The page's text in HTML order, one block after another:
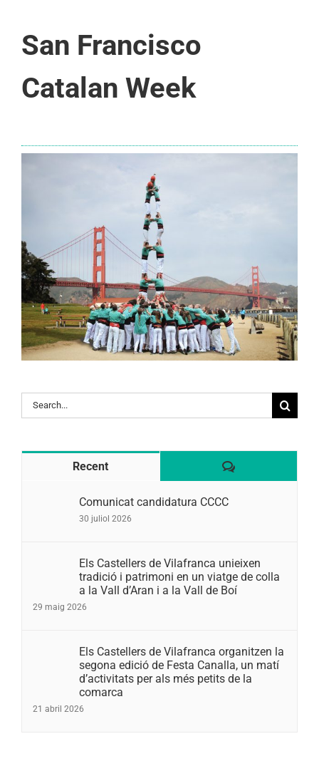
San Francisco
Catalan Week
Search
for:
Recent Comentaris
Comunicat candidatura CCCC
30 juliol 2026
Els Castellers de Vilafranca unieixen
tradició i patrimoni en un viatge de colla
a la Vall d’Aran i a la Vall de Boí
29 maig 2026
Els Castellers de Vilafranca organitzen la
segona edició de Festa Canalla, un matí
d’activitats per als més petits de la
comarca
21 abril 2026